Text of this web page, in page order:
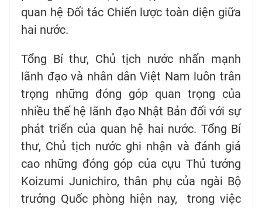
quan hệ Đối tác Chiến lược toàn diện giữa
hai nước.
Tổng Bí thư, Chủ tịch nước nhấn mạnh
lãnh đạo và nhân dân Việt Nam luôn trân
trọng những đóng góp quan trọng của
nhiều thế hệ lãnh đạo Nhật Bản đối với sự
phát triển của quan hệ hai nước. Tổng Bí
thư, Chủ tịch nước ghi nhận và đánh giá
cao những đóng góp của cựu Thủ tướng
Koizumi Junichiro, thân phụ của ngài Bộ
trưởng Quốc phòng hiện nay, trong việc